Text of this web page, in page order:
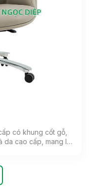
có khung cốt gỗ,
da cao cấp, mang lại
nhập khẩu )
đạo cao cấp có